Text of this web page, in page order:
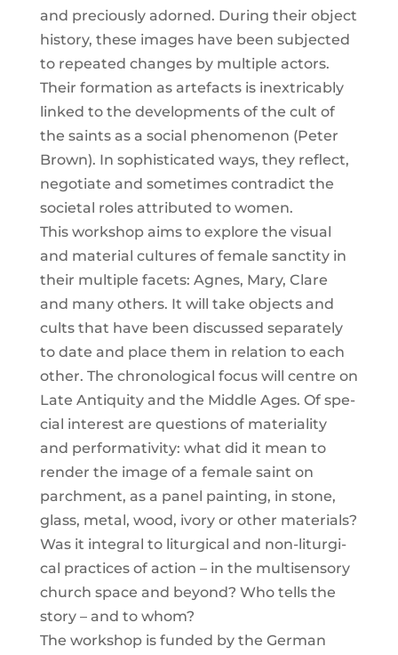
and pre­cious­ly ador­ned. During their object
histo­ry, the­se images have been sub­jec­ted
to repea­ted chan­ges by mul­ti­ple actors.
Their for­ma­ti­on as arte­facts is inex­tri­ca­bly
lin­ked to the deve­lo­p­ments of the cult of
the saints as a social phe­no­me­non (Peter
Brown). In sophisti­ca­ted ways, they reflect,
nego­tia­te and some­ti­mes con­tra­dict the
socie­tal roles attri­bu­ted to women.
This work­shop aims to explo­re the visu­al
and mate­ri­al cul­tures of fema­le sanc­ti­ty in
their mul­ti­ple facets: Agnes, Mary, Cla­re
and many others. It will take objects and
cults that have been dis­cus­sed sepa­ra­te­ly
to date and place them in rela­ti­on to each
other. The chro­no­lo­gi­cal focus will cent­re on
Late Anti­qui­ty and the Midd­le Ages. Of spe­
cial inte­rest are ques­ti­ons of mate­ria­li­ty
and per­for­ma­ti­vi­ty: what did it mean to
ren­der the image of a fema­le saint on
parch­ment, as a panel pain­ting, in stone,
glass, metal, wood, ivo­ry or other mate­ri­als?
Was it inte­gral to lit­ur­gi­cal and non-lit­ur­gi­
cal prac­ti­ces of action – in the mul­ti­sen­so­ry
church space and bey­ond? Who tells the
sto­ry – and to whom?
The work­shop is fun­ded by the Ger­man